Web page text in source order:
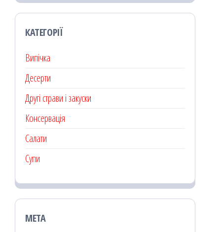
КАТЕГОРІЇ
Випічка
Десерти
Другі страви і закуски
Консервація
Салати
Супи
МЕТА